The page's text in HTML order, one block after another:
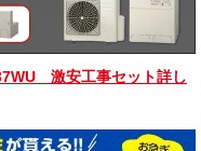
激安工事セット詳し